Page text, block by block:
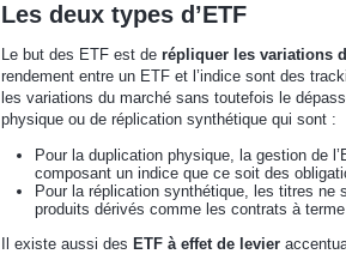
Les deux types d’ETF
Le but des ETF est de répliquer les variations
rendement entre un ETF et l’indice sont des
les variations du marché sans toutefois le
physique ou de réplication synthétique qui sont :
Pour la duplication physique, la gestion de
composant un indice que ce soit des
Pour la réplication synthétique, les titres
produits dérivés comme les contrats à
Il existe aussi des ETF à effet de levier